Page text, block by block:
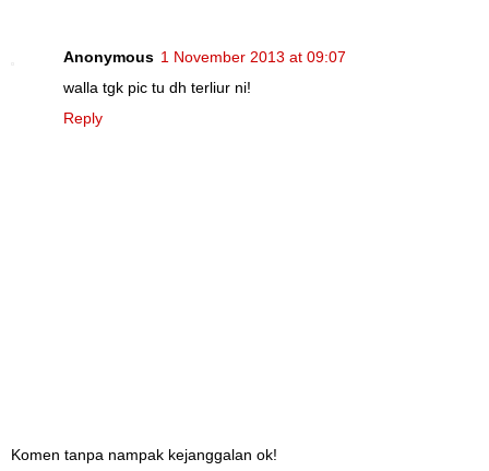
Anonymous 1 November 2013 at 09:07
walla tgk pic tu dh terliur ni!
Reply
Komen tanpa nampak kejanggalan ok!